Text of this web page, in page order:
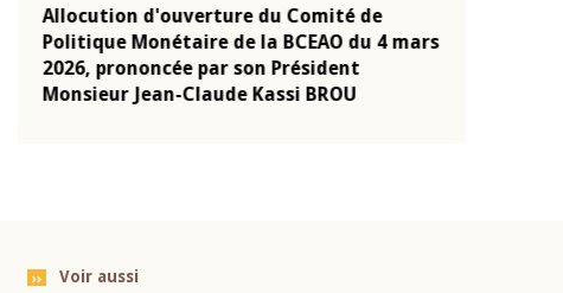
Allocution d'ouverture du Comité de
Politique Monétaire de la BCEAO du 4 mars
2026, prononcée par son Président
Monsieur Jean-Claude Kassi BROU
Voir aussi